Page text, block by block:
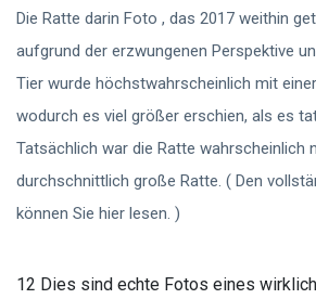
Die Ratte darin Foto , das 2017 weithin
aufgrund der erzwungenen Perspektive
Tier wurde höchstwahrscheinlich mit
wodurch es viel größer erschien, als es
Tatsächlich war die Ratte wahrscheinlich
durchschnittlich große Ratte. ( Den
können Sie hier lesen. )
12 Dies sind echte Fotos eines